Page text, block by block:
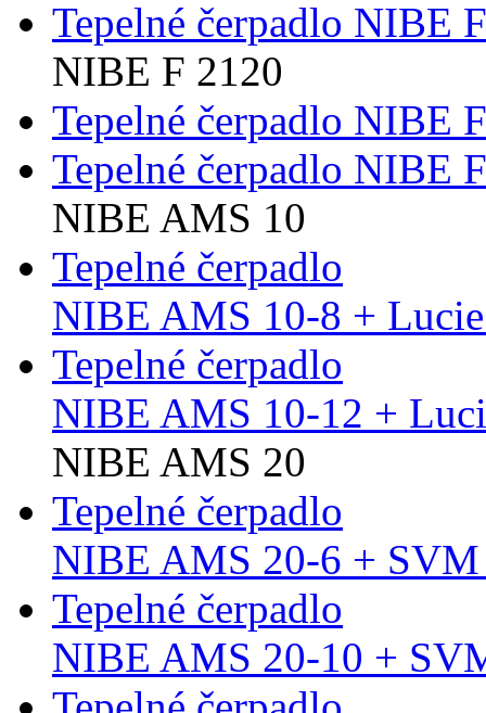
Tepelné čerpadlo NIBE
NIBE F 2120
Tepelné čerpadlo NIBE
Tepelné čerpadlo NIBE
NIBE AMS 10
Tepelné čerpadlo
NIBE AMS 10-8 +
Tepelné čerpadlo
NIBE AMS 10-12 +
NIBE AMS 20
Tepelné čerpadlo
NIBE AMS 20-6 + SVM
Tepelné čerpadlo
NIBE AMS 20-10 +